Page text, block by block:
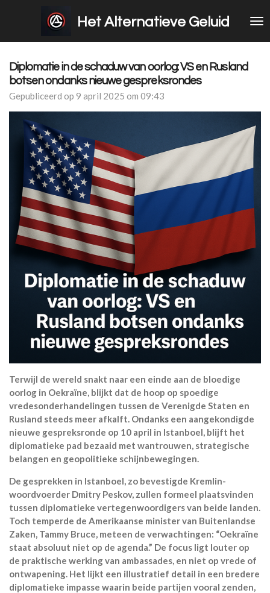
hoofdinhoud
Het Alternatieve Geluid
Diplomatie in de schaduw van oorlog: VS en Rusland
botsen ondanks nieuwe gespreksrondes
Gepubliceerd op 9 april 2025 om 09:43
Terwijl de wereld snakt naar een einde aan de bloedige
oorlog in Oekraïne, blijkt dat de hoop op spoedige
vredesonderhandelingen tussen de Verenigde Staten en
Rusland steeds meer afkalft. Ondanks een aangekondigde
nieuwe gespreksronde op 10 april in Istanboel, blijft het
diplomatieke pad bezaaid met wantrouwen, strategische
belangen en geopolitieke schijnbewegingen.
De gesprekken in Istanboel, zo bevestigde Kremlin-
woordvoerder Dmitry Peskov, zullen formeel plaatsvinden
tussen diplomatieke vertegenwoordigers van beide landen.
Toch temperde de Amerikaanse minister van Buitenlandse
Zaken, Tammy Bruce, meteen de verwachtingen: “Oekraïne
staat absoluut niet op de agenda.” De focus ligt louter op
de praktische werking van ambassades, en niet op vrede of
ontwapening. Het lijkt een illustratief detail in een bredere
diplomatieke impasse waarin beide partijen vooral zenden,